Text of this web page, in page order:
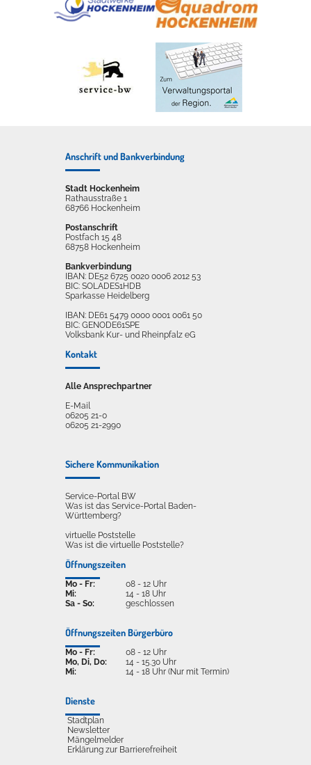
Anschrift und Bankverbindung
Stadt Hockenheim
Rathausstraße 1
68766 Hockenheim
Postanschrift
Postfach 15 48
68758 Hockenheim
Bankverbindung
IBAN: DE52 6725 0020 0006 2012 53
BIC: SOLADES1HDB
Sparkasse Heidelberg
IBAN: DE61 5479 0000 0001 0061 50
BIC: GENODE61SPE
Volksbank Kur- und Rheinpfalz eG
Kontakt
Alle Ansprechpartner
E-Mail
06205 21-0
06205 21-2990
Sichere Kommunikation
Service-Portal BW
Was ist das Service-Portal Baden-
Württemberg?
virtuelle Poststelle
Was ist die virtuelle Poststelle?
Öffnungszeiten
Mo - Fr:
Mi:
Sa - So:
08 - 12 Uhr
14 - 18 Uhr
geschlossen
Öffnungszeiten Bürgerbüro
Mo - Fr:
Mo, Di, Do:
Mi:
08 - 12 Uhr
14 - 15.30 Uhr
14 - 18 Uhr (Nur mit Termin)
Dienste
Stadtplan
Newsletter
Mängelmelder
Erklärung zur Barrierefreiheit